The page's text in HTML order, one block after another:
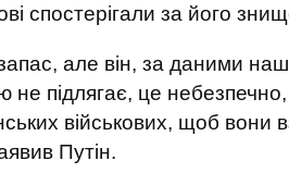
спостерігали за його
але він, за даними
підлягає, це небезпечно,
військових, щоб вони
Путін.